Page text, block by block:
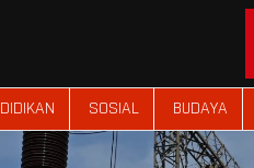
SOSIAL BUDAYA